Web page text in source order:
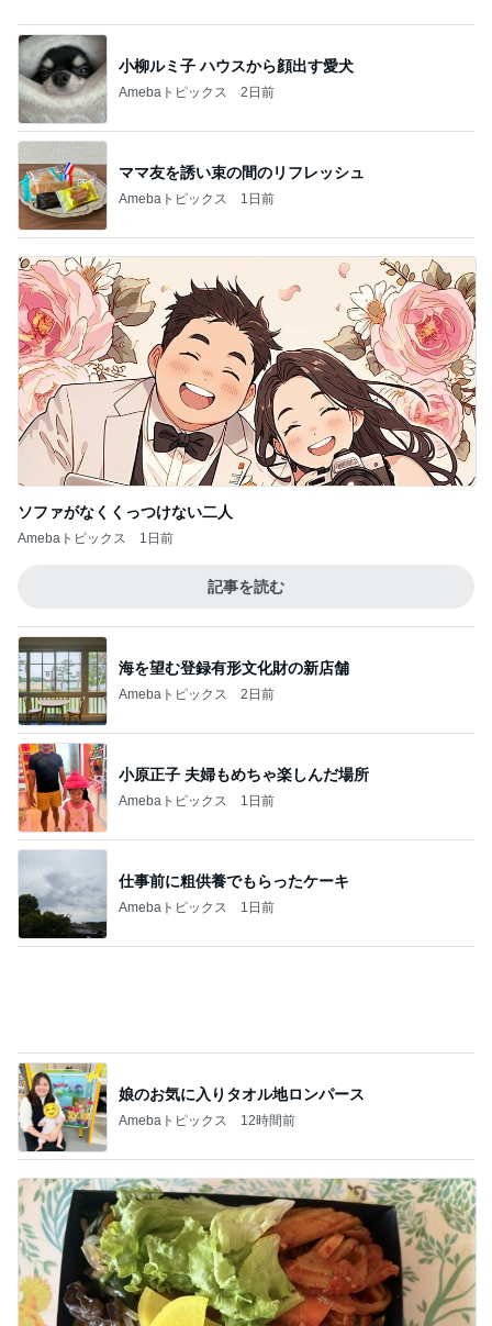
小柳ルミ子 ハウスから顔出す愛犬
Amebaトピックス 2日前
ママ友を誘い束の間のリフレッシュ
Amebaトピックス 1日前
ソファがなくくっつけない二人
Amebaトピックス 1日前
記事を読む
海を望む登録有形文化財の新店舗
Amebaトピックス 2日前
小原正子 夫婦もめちゃ楽しんだ場所
Amebaトピックス 1日前
仕事前に粗供養でもらったケーキ
Amebaトピックス 1日前
娘のお気に入りタオル地ロンパース
Amebaトピックス 12時間前